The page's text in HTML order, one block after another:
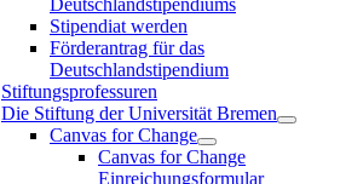
Stipendiat werden
Förderantrag für das
Deutschlandstipendium
Stiftungsprofessuren
Die Stiftung der Universität Bremen
Canvas for Change
Canvas for Change
Einreichungsformular